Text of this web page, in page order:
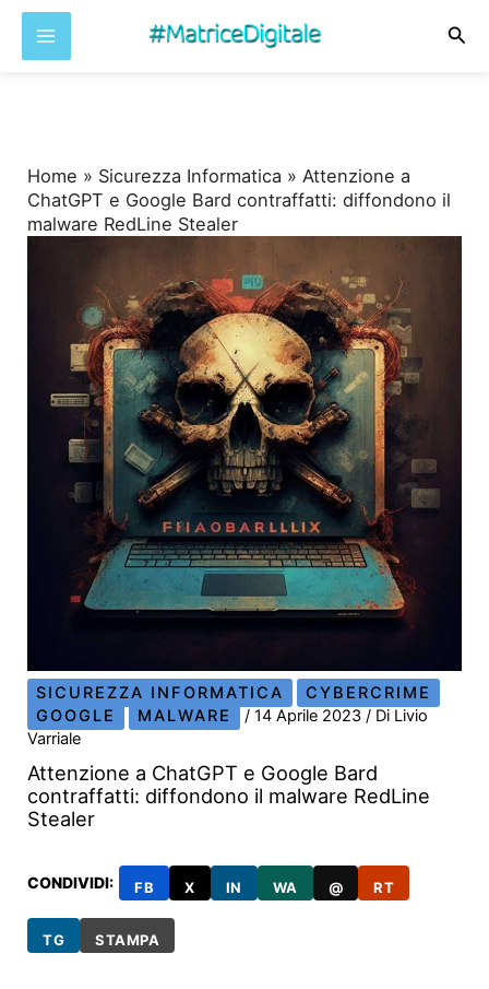
Home » Sicurezza Informatica »Attenzione a
ChatGPT e Google Bard contraffatti: diffondono il
malware RedLine Stealer
SICUREZZA INFORMATICA
CYBERCRIME
GOOGLE
MALWARE /14 Aprile 2023/ Di Livio
Varriale
Attenzione a ChatGPT e Google Bard
contraffatti: diffondono il malware RedLine
Stealer
CONDIVIDI: FB X IN WA @ RT
TG STAMPA